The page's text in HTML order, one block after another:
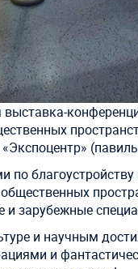
по
и зарубежные
и научным
и